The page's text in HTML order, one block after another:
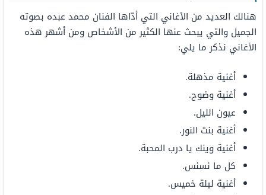
هنالك العديد من الأغاني التي أدّاها الفنان محمد عبده بصوته
الجميل والتي يبحث عنها الكثير من الأشخاص ومن أشهر هذه
الأغاني نذكر ما يلي:
أغنية مذهلة.
أغنية وضوح.
عيون الليل.
أغنية بنت النور.
أغنية وينك يا درب المحبة.
كل ما نسنس.
أغنية ليلة خميس.